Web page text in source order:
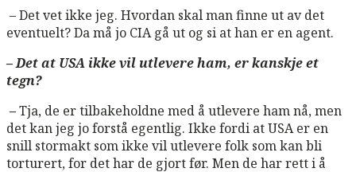
– Det vet ikke jeg. Hvordan skal man finne ut av det
eventuelt? Da må jo CIA gå ut og si at han er en agent.
– Det at USA ikke vil utlevere ham, er kanskje et
tegn?
–Tja, de er tilbakeholdne med å utlevere ham nå, men
det kan jeg jo forstå egentlig. Ikke fordi at USA er en
snill stormakt som ikke vil utlevere folk som kan bli
torturert, for det har de gjort før. Men de har rett i å